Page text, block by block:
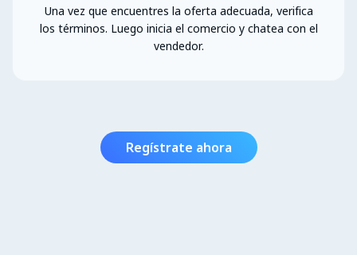
Una vez que encuentres la oferta adecuada, verifica
los términos. Luego inicia el comercio y chatea con el
vendedor.
Regístrate ahora